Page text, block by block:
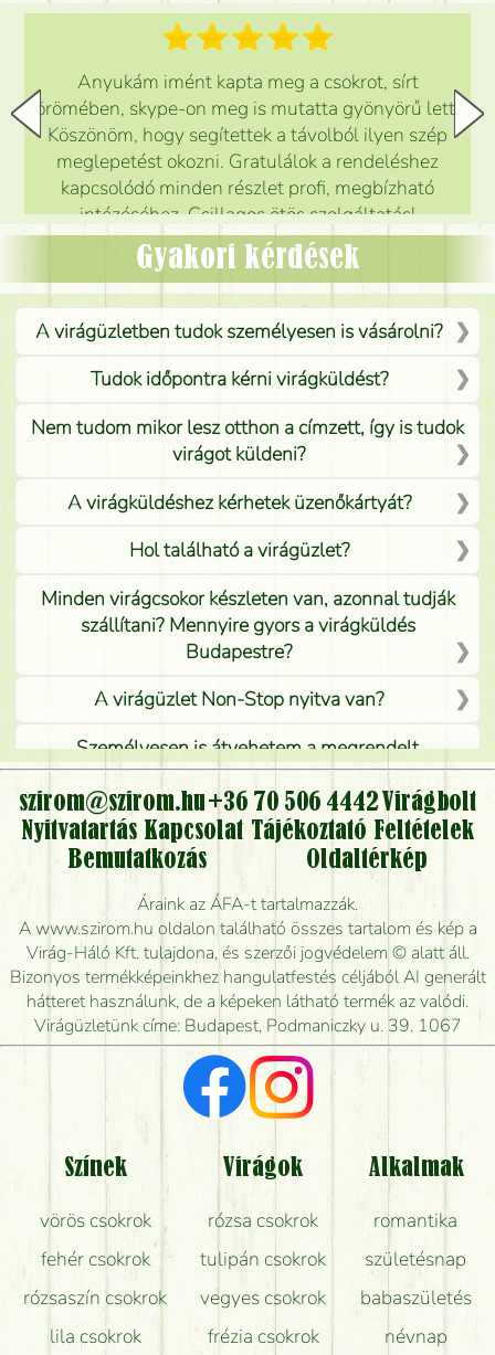
Anyukám imént kapta meg a csokrot, sírt
örömében, skype-on meg is mutatta gyönyörű lett.
Köszönöm, hogy segítettek a távolból ilyen szép
meglepetést okozni. Gratulálok a rendeléshez
kapcsolódó minden részlet profi, megbízható
intézéséhez. Csillagos ötös szolgáltatás!
Mónika
Gyakori kérdések
A virágüzletben tudok személyesen is vásárolni?
Tudok időpontra kérni virágküldést?
Nem tudom mikor lesz otthon a címzett, így is tudok
virágot küldeni?
A virágküldéshez kérhetek üzenőkártyát?
Hol található a virágüzlet?
Minden virágcsokor készleten van, azonnal tudják
szállítani? Mennyire gyors a virágküldés
Budapestre?
A virágüzlet Non-Stop nyitva van?
Személyesen is átvehetem a megrendelt
virágcsokrot, vagy csak virágküldéssel, kiszállítással
kérhető?
Vidékre is lehet rendelni?
Meddig rendelhetek virágküldést úgy, hogy még ma
kiszállítsák?
Mennyire gyorsan tudják elkészíteni a csokrot, és
mikor tudják leghamarabb kiszállítani?
Vörös rózsát keresek, van önöknél?
Milyen visszajelzést kapok a virágküldésről?
Tényleg azt kapom, ami a képen van?
Mit kell tudni a virágcsokrok szállításáról?
Hogy marad a lehető legtovább friss a csokor?
Tudok adventi koszorút vásárolni boltban?
szirom@szirom.hu +36 70 506 4442 Virágbolt
Nyitvatartás Kapcsolat Tájékoztató Feltételek
Bemutatkozás
Oldaltérkép
Áraink az ÁFA-t tartalmazzák.
A www.szirom.hu oldalon található összes tartalom és kép a
Virág-Háló Kft. tulajdona, és szerzői jogvédelem © alatt áll.
Bizonyos termékképeinkhez hangulatfestés céljából AI generált
hátteret használunk, de a képeken látható termék az valódi.
Virágüzletünk címe: Budapest, Podmaniczky u. 39. 1067
Színek
vörös csokrok
fehér csokrok
rózsaszín csokrok
lila csokrok
Virágok
rózsa csokrok
tulipán csokrok
vegyes csokrok
frézia csokrok
Alkalmak
romantika
születésnap
babaszületés
névnap